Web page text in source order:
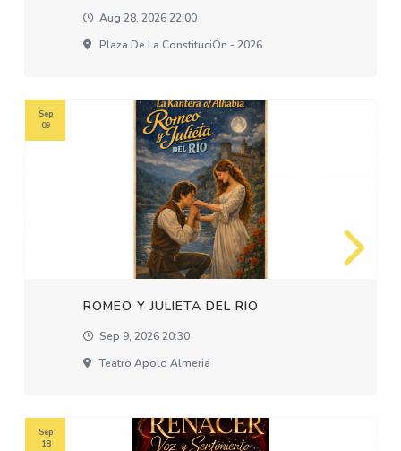
Aug 28, 2026 22:00
Plaza De La ConstituciÓn - 2026
ROMEO Y JULIETA DEL RIO
Sep 9, 2026 20:30
Teatro Apolo Almeria
Sep
09
Sep
18